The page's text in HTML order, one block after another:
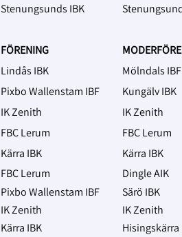
Stenungsunds IBK
FÖRENING
Lindås IBK
Mölndals IBF
Pixbo Wallenstam IBF
Kungälv IBK
IK Zenith
IK Zenith
FBC Lerum
FBC Lerum
Kärra IBK
Kärra IBK
FBC Lerum
Dingle AIK
Pixbo Wallenstam IBF
Särö IBK
IK Zenith
IK Zenith
Kärra IBK
Hisingskärra